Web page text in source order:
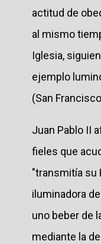
actitud de
al mismo
Iglesia,
ejemplo
(San
Juan Pablo II
fieles que
"transmitía su
iluminadora
uno beber de
mediante la